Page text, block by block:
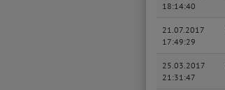
18:14:40
21.07.2017
17:49:29
25.03.2017
21:31:47